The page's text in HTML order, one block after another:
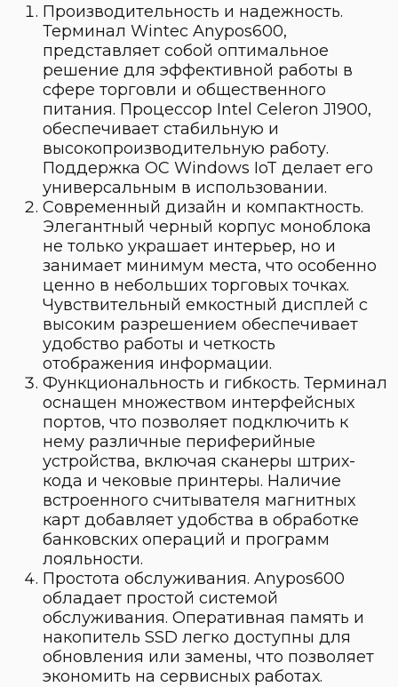
Производительность и надежность.
Терминал Wintec Anypos600,
представляет собой оптимальное
решение для эффективной работы в
сфере торговли и общественного
питания. Процессор Intel Celeron J1900,
обеспечивает стабильную и
высокопроизводительную работу.
Поддержка ОС Windows IoT делает его
универсальным в использовании.
Современный дизайн и компактность.
Элегантный черный корпус моноблока
не только украшает интерьер, но и
занимает минимум места, что особенно
ценно в небольших торговых точках.
Чувствительный емкостный дисплей с
высоким разрешением обеспечивает
удобство работы и четкость
отображения информации.
Функциональность и гибкость. Терминал
оснащен множеством интерфейсных
портов, что позволяет подключить к
нему различные периферийные
устройства, включая сканеры штрих-
кода и чековые принтеры. Наличие
встроенного считывателя магнитных
карт добавляет удобства в обработке
банковских операций и программ
лояльности.
Простота обслуживания. Anypos600
обладает простой системой
обслуживания. Оперативная память и
накопитель SSD легко доступны для
обновления или замены, что позволяет
экономить на сервисных работах.